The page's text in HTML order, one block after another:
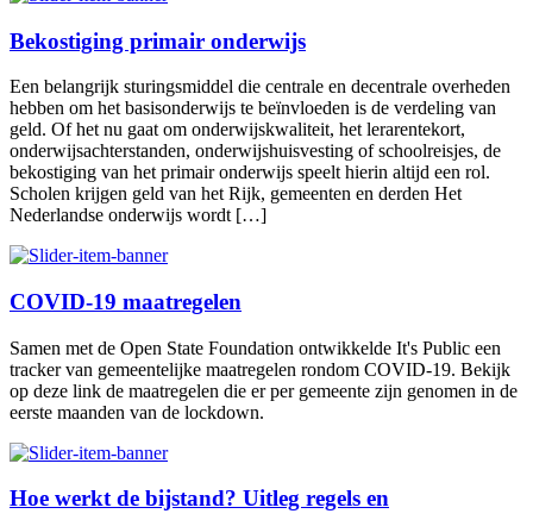
Bekostiging primair onderwijs
Een belangrijk sturingsmiddel die centrale en decentrale overheden
hebben om het basisonderwijs te beïnvloeden is de verdeling van
geld. Of het nu gaat om onderwijskwaliteit, het lerarentekort,
onderwijsachterstanden, onderwijshuisvesting of schoolreisjes, de
bekostiging van het primair onderwijs speelt hierin altijd een rol.
Scholen krijgen geld van het Rijk, gemeenten en derden Het
Nederlandse onderwijs wordt […]
COVID-19 maatregelen
Samen met de Open State Foundation ontwikkelde It's Public een
tracker van gemeentelijke maatregelen rondom COVID-19. Bekijk
op deze link de maatregelen die er per gemeente zijn genomen in de
eerste maanden van de lockdown.
Hoe werkt de bijstand? Uitleg regels en